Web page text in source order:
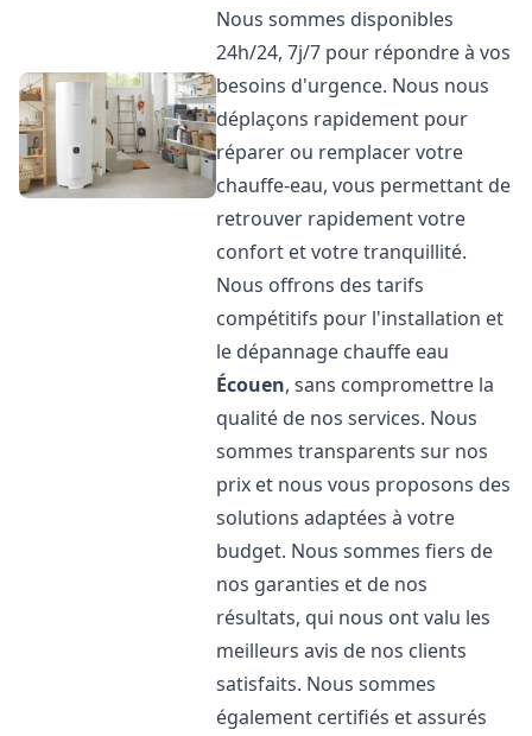
Nous sommes disponibles
24h/24, 7j/7 pour répondre à vos
besoins d'urgence. Nous nous
déplaçons rapidement pour
réparer ou remplacer votre
chauffe-eau, vous permettant de
retrouver rapidement votre
confort et votre tranquillité.
Nous offrons des tarifs
compétitifs pour l'installation et
le dépannage chauffe eau
Écouen, sans compromettre la
qualité de nos services. Nous
sommes transparents sur nos
prix et nous vous proposons des
solutions adaptées à votre
budget. Nous sommes fiers de
nos garanties et de nos
résultats, qui nous ont valu les
meilleurs avis de nos clients
satisfaits. Nous sommes
également certifiés et assurés